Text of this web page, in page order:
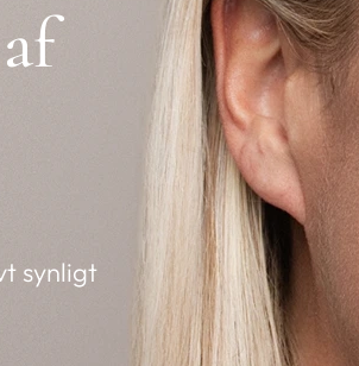
synligt